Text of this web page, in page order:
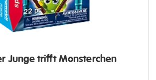
Junge trifft Monsterchen